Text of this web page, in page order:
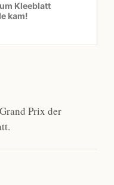
Kleeblatt
kam!
Prix der